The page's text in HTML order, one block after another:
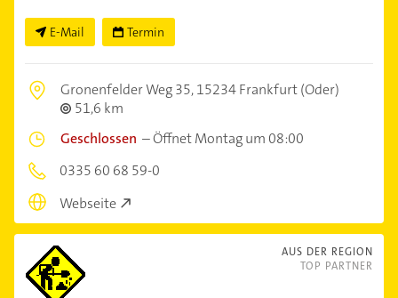
E-Mail Termin
Gronenfelder Weg 35,15234 Frankfurt (Oder)
51,6 km
Geschlossen –Öffnet Montag um 08:00
0335 60 68 59-0
Webseite
AUS DER REGION
TOP PARTNER